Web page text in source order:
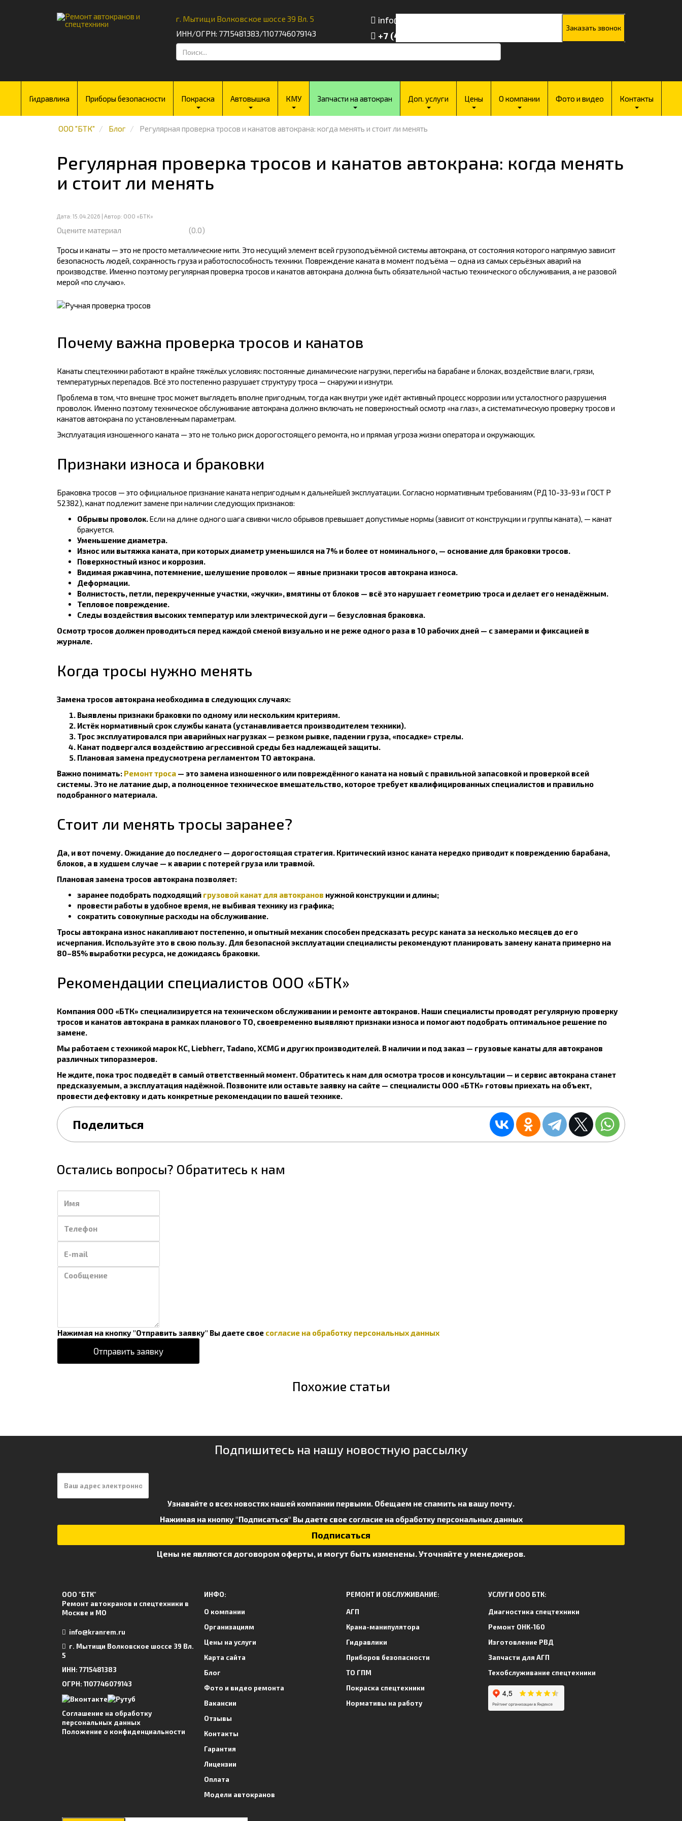
г. Мытищи Волковское шоссе 39 Вл. 5
ИНН/ОГРН: 7715481383/1107746079143
Поиск
....
info@nppbtk.ru
+7 (495) 729-89-17
Гидравлика Приборы безопасности Покраска Автовышка КМУ Запчасти на автокран Доп. услуги Цены О компании Фото и видео Контакты
ООО "БТК" Блог Регулярная проверка тросов и канатов автокрана: когда менять и стоит ли менять
Регулярная проверка тросов и канатов автокрана: когда менять
и стоит ли менять
Дата: 15.04.2026 | Автор: ООО «БТК»
Оцените материал (0.0)
Тросы и канаты — это не просто металлические нити. Это несущий элемент всей грузоподъёмной системы автокрана, от состояния которого напрямую зависит
безопасность людей, сохранность груза и работоспособность техники. Повреждение каната в момент подъёма — одна из самых серьёзных аварий на
производстве. Именно поэтому регулярная проверка тросов и канатов автокрана должна быть обязательной частью технического обслуживания, а не разовой
мерой «по случаю».
Почему важна проверка тросов и канатов
Канаты спецтехники работают в крайне тяжёлых условиях: постоянные динамические нагрузки, перегибы на барабане и блоках, воздействие влаги, грязи,
температурных перепадов. Всё это постепенно разрушает структуру троса — снаружи и изнутри.
Проблема в том, что внешне трос может выглядеть вполне пригодным, тогда как внутри уже идёт активный процесс коррозии или усталостного разрушения
проволок. Именно поэтому техническое обслуживание автокрана должно включать не поверхностный осмотр «на глаз», а систематическую проверку тросов и
канатов автокрана по установленным параметрам.
Эксплуатация изношенного каната — это не только риск дорогостоящего ремонта, но и прямая угроза жизни оператора и окружающих.
Признаки износа и браковки
Браковка тросов — это официальное признание каната непригодным к дальнейшей эксплуатации. Согласно нормативным требованиям (РД 10-33-93 и ГОСТ Р
52382), канат подлежит замене при наличии следующих признаков:
Обрывы проволок.Если на длине одного шага свивки число обрывов превышает допустимые нормы (зависит от конструкции и группы каната), — канат
бракуется.
Уменьшение диаметра.
Износ или вытяжка каната, при которых диаметр уменьшился на 7% и более от номинального, — основание для браковки тросов.
Поверхностный износ и коррозия.
Видимая ржавчина, потемнение, шелушение проволок — явные признаки тросов автокрана износа.
Деформации.
Волнистость, петли, перекрученные участки, «жучки», вмятины от блоков — всё это нарушает геометрию троса и делает его ненадёжным.
Тепловое повреждение.
Следы воздействия высоких температур или электрической дуги — безусловная браковка.
Осмотр тросов должен проводиться перед каждой сменой визуально и не реже одного раза в 10 рабочих дней — с замерами и фиксацией в
журнале.
Когда тросы нужно менять
Замена тросов автокрана необходима в следующих случаях:
Выявлены признаки браковки по одному или нескольким критериям.
Истёк нормативный срок службы каната (устанавливается производителем техники).
Трос эксплуатировался при аварийных нагрузках — резком рывке, падении груза, «посадке» стрелы.
Канат подвергался воздействию агрессивной среды без надлежащей защиты.
Плановая замена предусмотрена регламентом ТО автокрана.
Важно понимать: Ремонт троса — это замена изношенного или повреждённого каната на новый с правильной запасовкой и проверкой всей
системы. Это не латание дыр, а полноценное техническое вмешательство, которое требует квалифицированных специалистов и правильно
подобранного материала.
Стоит ли менять тросы заранее?
Да, и вот почему. Ожидание до последнего — дорогостоящая стратегия. Критический износ каната нередко приводит к повреждению барабана,
блоков, а в худшем случае — к аварии с потерей груза или травмой.
Плановая замена тросов автокрана позволяет:
заранее подобрать подходящий грузовой канат для автокранов нужной конструкции и длины;
провести работы в удобное время, не выбивая технику из графика;
сократить совокупные расходы на обслуживание.
Тросы автокрана износ накапливают постепенно, и опытный механик способен предсказать ресурс каната за несколько месяцев до его
исчерпания. Используйте это в свою пользу. Для безопасной эксплуатации специалисты рекомендуют планировать замену каната примерно на
80–85% выработки ресурса, не дожидаясь браковки.
Рекомендации специалистов ООО «БТК»
Компания ООО «БТК» специализируется на техническом обслуживании и ремонте автокранов. Наши специалисты проводят регулярную проверку
тросов и канатов автокрана в рамках планового ТО, своевременно выявляют признаки износа и помогают подобрать оптимальное решение по
замене.
Мы работаем с техникой марок КС, Liebherr, Tadano, XCMG и других производителей. В наличии и под заказ — грузовые канаты для автокранов
различных типоразмеров.
Не ждите, пока трос подведёт в самый ответственный момент. Обратитесь к нам для осмотра тросов и консультации — и сервис автокрана станет
предсказуемым, а эксплуатация надёжной. Позвоните или оставьте заявку на сайте — специалисты ООО «БТК» готовы приехать на объект,
провести дефектовку и дать конкретные рекомендации по вашей технике.
Поделиться
Остались вопросы? Обратитесь к нам
Нажимая на кнопку "Отправить заявку" Вы даете свое согласие на обработку персональных данных
Похожие статьи
Подпишитесь на нашу новостную рассылку
Узнавайте о всех новостях нашей компании первыми. Обещаем не спамить на вашу почту.
Нажимая на кнопку "Подписаться" Вы даете свое согласие на обработку персональных данных
Цены не являются договором оферты, и могут быть изменены. Уточняйте у менеджеров.
ООО "БТК"
Ремонт автокранов и спецтехники в
Москве и МО
info@kranrem.ru
г. Мытищи Волковское шоссе 39 Вл.
5
ИНН: 7715481383
ОГРН: 1107746079143
Соглашение на обработку
персональных данных
Положение о конфиденциальности
ИНФО:
О компании
Организациям
Цены на услуги
Карта сайта
Блог
Фото и видео ремонта
Вакансии
Отзывы
Контакты
Гарантия
Лицензии
Оплата
Модели автокранов
РЕМОНТ И ОБСЛУЖИВАНИЕ:
АГП
Крана-манипулятора
Гидравлики
Приборов безопасности
ТО ГПМ
Покраска спецтехники
Нормативы на работу
УСЛУГИ ООО БТК:
Диагностика спецтехники
Ремонт ОНК-160
Изготовление РВД
Запчасти для АГП
Техобслуживание спецтехники